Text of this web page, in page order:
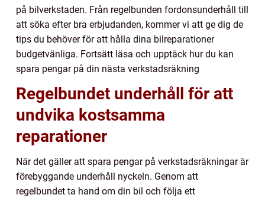
på bilverkstaden. Från regelbunden fordonsunderhåll till
att söka efter bra erbjudanden, kommer vi att ge dig de
tips du behöver för att hålla dina bilreparationer
budgetvänliga. Fortsätt läsa och upptäck hur du kan
spara pengar på din nästa verkstadsräkning
Regelbundet underhåll för att
undvika kostsamma
reparationer
När det gäller att spara pengar på verkstadsräkningar är
förebyggande underhåll nyckeln. Genom att
regelbundet ta hand om din bil och följa ett